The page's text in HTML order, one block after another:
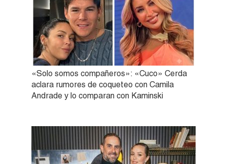
«Solo somos compañeros»: «Cuco» Cerda
aclara rumores de coqueteo con Camila
Andrade y lo comparan con Kaminski